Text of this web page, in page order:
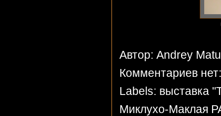
Автор: Andrey
Комментариев
Labels: выставка
Миклухо-Маклая